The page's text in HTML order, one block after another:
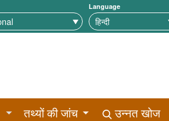
Language
तथ्यों की जांच उन्नत खोज